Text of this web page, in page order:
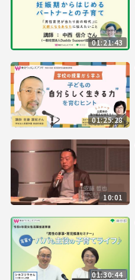
01:21:43
01:25:28
10:01
01:30:44